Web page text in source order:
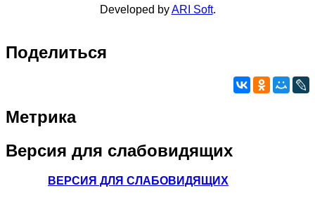
Developed byARI Soft.
Поделиться
Метрика
Версия для слабовидящих
ВЕРСИЯ ДЛЯ СЛАБОВИДЯЩИХ